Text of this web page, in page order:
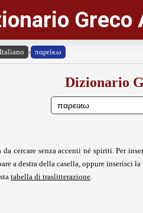
Greco
› παρείκω
Dizionario
cercare senza accenti né spiriti. Per
a destra della casella, oppure inserisci
tabella di traslitterazione.